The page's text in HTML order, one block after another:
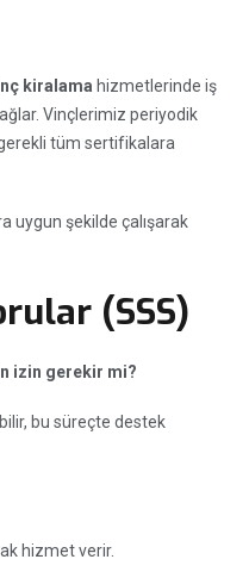
kiralama hizmetlerinde iş
Vinçlerimiz periyodik
tüm sertifikalara
uygun şekilde çalışarak
(SSS)
izin gerekir mi?
bu süreçte destek
hizmet verir.